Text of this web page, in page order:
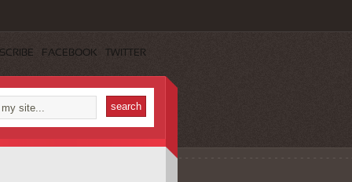
FACEBOOK TWITTER